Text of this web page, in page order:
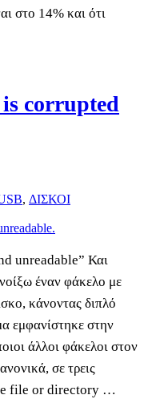
στο 14% και ότι
corrupted
, ΔΙΣΚΟΙ
unreadable” Και
έναν φάκελο με
κάνοντας διπλό
εμφανίστηκε στην
άλλοι φάκελοι στον
σε τρεις
file or directory …